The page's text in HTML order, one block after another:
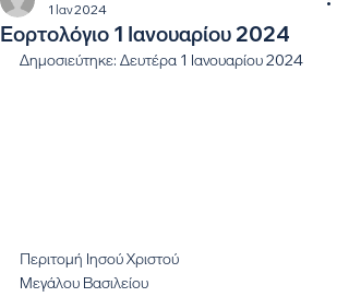
Εορτολόγιο 1 Ιανουαρίου 2024
1 Ιαν 2024
Δημοσιεύτηκε: Δευτέρα 1 Ιανουαρίου 2024
Περιτομή Ιησού Χριστού
Μεγάλου Βασιλείου